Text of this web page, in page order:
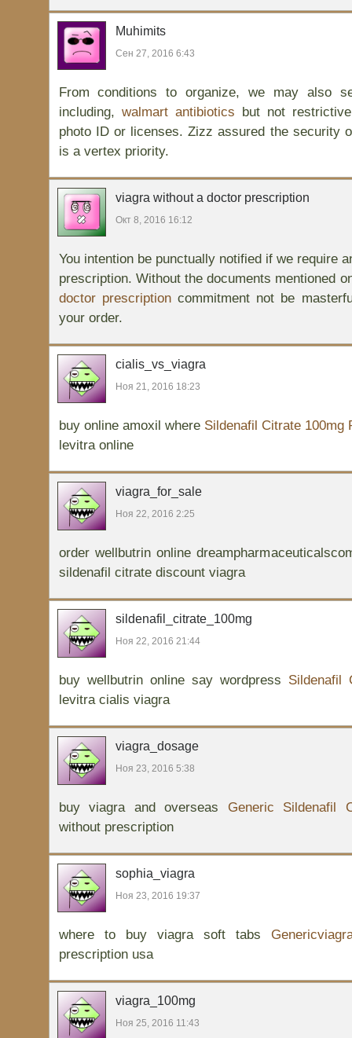
Muhimits
Сен 27, 2016 6:43
From conditions to organize, we may also
including, walmart antibiotics but not
photo ID or licenses. Zizz assured the security
is a vertex priority.
viagra without a doctor prescription
Окт 8, 2016 16:12
You intention be punctually notified if we require
prescription. Without the documents mentioned
doctor prescriptioncommitment not be
your order.
cialis_vs_viagra
Ноя 21, 2016 18:23
buy online amoxil where Sildenafil Citrate 100mg
levitra online
viagra_for_sale
Ноя 22, 2016 2:25
order wellbutrin online
sildenafil citrate discount viagra
sildenafil_citrate_100mg
Ноя 22, 2016 21:44
buy wellbutrin online say wordpress Sildenafil
levitra cialis viagra
viagra_dosage
Ноя 23, 2016 5:38
buy viagra and overseas Generic Sildenafil
without prescription
sophia_viagra
Ноя 23, 2016 19:37
where to buy viagra soft tabs
prescription usa
viagra_100mg
Ноя 25, 2016 11:43